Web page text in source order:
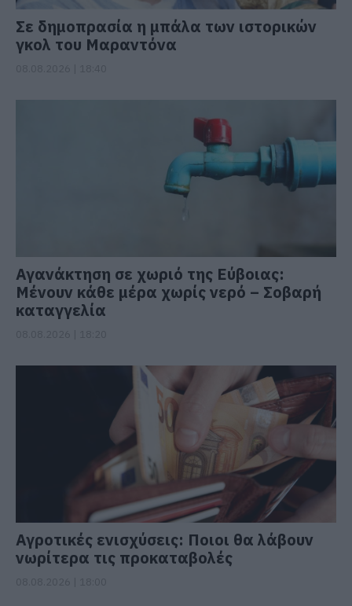
Σε δημοπρασία η μπάλα των ιστορικών
γκολ του Μαραντόνα
Αγανάκτηση σε χωριό της Εύβοιας:
Μένουν κάθε μέρα χωρίς νερό – Σοβαρή
καταγγελία
Αγροτικές ενισχύσεις: Ποιοι θα λάβουν
νωρίτερα τις προκαταβολές